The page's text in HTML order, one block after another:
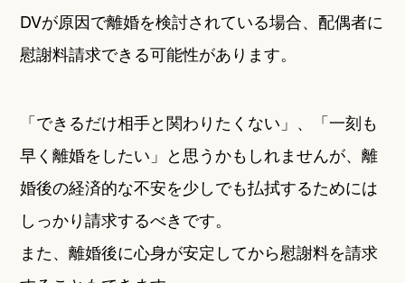
DVが原因で離婚を検討されている場合、配偶者に
慰謝料請求できる可能性があります。
「できるだけ相手と関わりたくない」、「一刻も
早く離婚をしたい」と思うかもしれませんが、離
婚後の経済的な不安を少しでも払拭するためには
しっかり請求するべきです。
また、離婚後に心身が安定してから慰謝料を請求